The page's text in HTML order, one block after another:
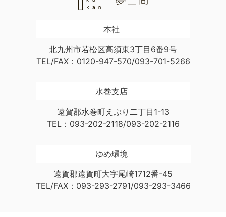
本社
北九州市若松区高須東3丁目6番9号
TEL/FAX：0120-947-570/093-701-5266
水巻支店
遠賀郡水巻町えぶり二丁目1-13
TEL：093-202-2118/093-202-2116
ゆめ環境
遠賀郡遠賀町大字尾崎1712番-45
TEL/FAX：093-293-2791/093-293-3466